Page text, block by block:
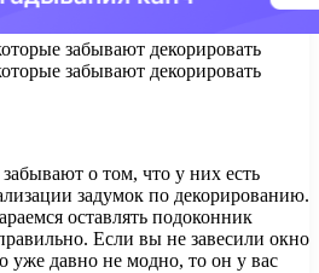
о том, что у них есть
задумок по декорированию.
оставлять подоконник
Если вы не завесили окно
давно не модно, то он у вас